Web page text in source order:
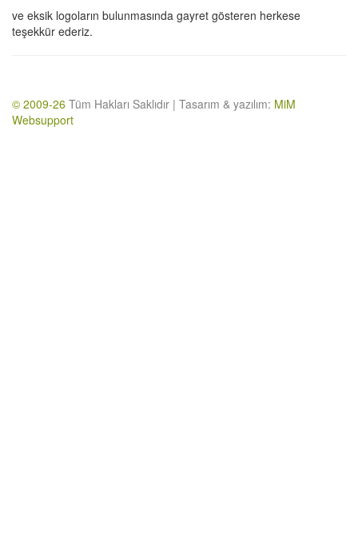
ve eksik logoların bulunmasında gayret gösteren herkese
teşekkür ederiz.
© 2009-26 Tüm Hakları Saklıdır | Tasarım & yazılım: MiM
Websupport